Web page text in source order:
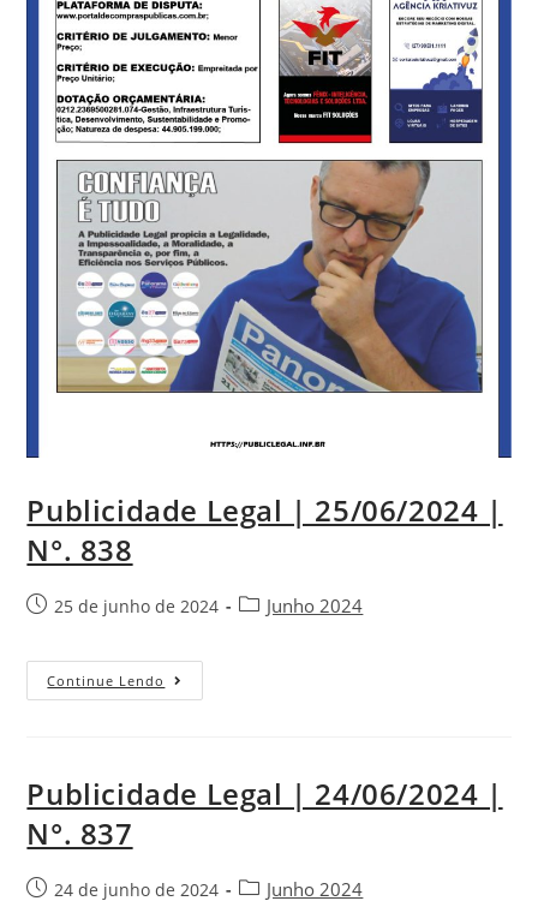
Publicidade Legal | 25/06/2024 |
N°. 838
25 de junho de 2024 Junho 2024
Continue Lendo
Publicidade Legal | 24/06/2024 |
N°. 837
24 de junho de 2024 Junho 2024